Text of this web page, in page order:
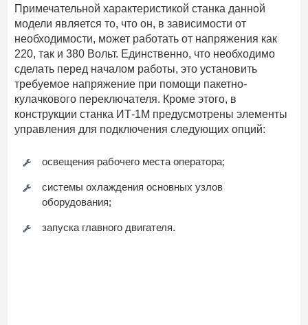
Примечательной характеристикой станка данной
модели является то, что он, в зависимости от
необходимости, может работать от напряжения как
220, так и 380 Вольт. Единственно, что необходимо
сделать перед началом работы, это установить
требуемое напряжение при помощи пакетно-
кулачкового переключателя. Кроме этого, в
конструкции станка ИТ-1М предусмотрены элементы
управления для подключения следующих опций:
освещения рабочего места оператора;
системы охлаждения основных узлов
оборудования;
запуска главного двигателя.